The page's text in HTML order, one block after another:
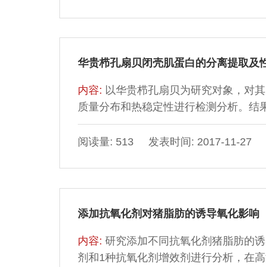
华贵栉孔扇贝闭壳肌蛋白的分离提取及
内容: 以华贵栉孔扇贝为研究对象，对
质量分布和热稳定性进行检测分析。
分别为78.12%、18.19%；蛋白组分分
46.80%，基质蛋白占32.70%，肌浆蛋
阅读量: 513 发表时间: 2017-11-27
添加抗氧化剂对猪脂肪的诱导氧化影响
内容: 研究添加不同抗氧化剂猪脂肪的
剂和1种抗氧化剂增效剂进行分析，在